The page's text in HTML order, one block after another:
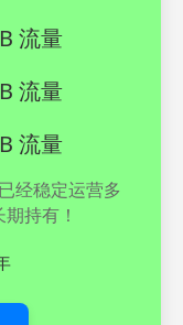
流量
流量
流量
经稳定运营多
持有！